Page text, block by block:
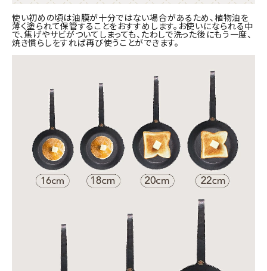
使い初めの頃は油膜が十分ではない場合があるため、植物油を
薄く塗られて保管することをおすすめします。お使いになられる中
で、焦げやサビがついてしまっても、たわしで洗った後にもう一度、
焼き慣らしをすれば再び使うことができます。